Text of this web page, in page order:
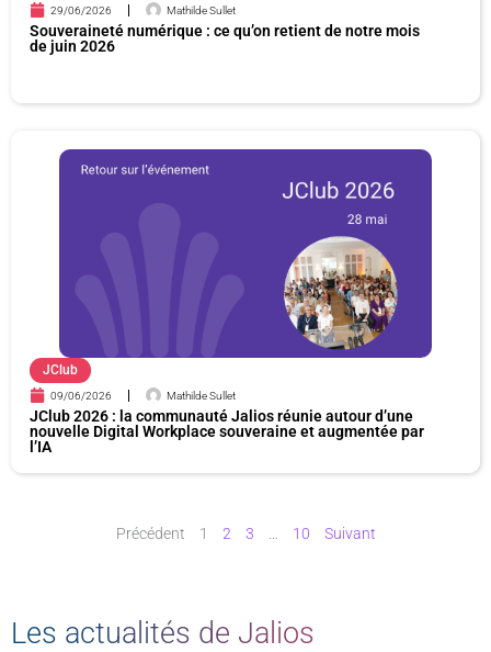
29/06/2026 Mathilde Sullet
Souveraineté numérique : ce qu’on retient de notre mois
de juin 2026
JClub
09/06/2026 Mathilde Sullet
JClub 2026 : la communauté Jalios réunie autour d’une
nouvelle Digital Workplace souveraine et augmentée par
l’IA
Précédent 1 2 3 10 Suivant
Les actualités de Jalios